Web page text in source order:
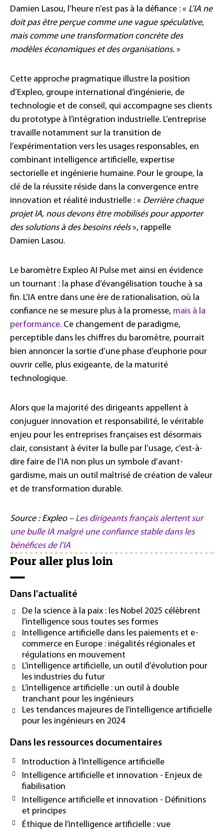
Damien Lasou, l’heure n’est pas à la défiance : « L’IA ne
doit pas être perçue comme une vague spéculative,
mais comme une transformation concrète des
modèles économiques et des organisations. »
Cette approche pragmatique illustre la position
d’Expleo, groupe international d’ingénierie, de
technologie et de conseil, qui accompagne ses clients
du prototype à l’intégration industrielle. L’entreprise
travaille notamment sur la transition de
l’expérimentation vers les usages responsables, en
combinant intelligence artificielle, expertise
sectorielle et ingénierie humaine. Pour le groupe, la
clé de la réussite réside dans la convergence entre
innovation et réalité industrielle : « Derrière chaque
projet IA, nous devons être mobilisés pour apporter
des solutions à des besoins réels», rappelle
Damien Lasou.
Le baromètre Expleo AI Pulse met ainsi en évidence
un tournant : la phase d’évangélisation touche à sa
fin. L’IA entre dans une ère de rationalisation, où la
confiance ne se mesure plus à la promesse, mais à la
performance. Ce changement de paradigme,
perceptible dans les chiffres du baromètre, pourrait
bien annoncer la sortie d’une phase d’euphorie pour
ouvrir celle, plus exigeante, de la maturité
technologique.
Alors que la majorité des dirigeants appellent à
conjuguer innovation et responsabilité, le véritable
enjeu pour les entreprises françaises est désormais
clair, consistant à éviter la bulle par l’usage, c’est-à-
dire faire de l’IA non plus un symbole d’avant-
gardisme, mais un outil maîtrisé de création de valeur
et de transformation durable.
Source : Expleo – Les dirigeants français alertent sur
une bulle IA malgré une confiance stable dans les
bénéfices de l’IA
Pour aller plus loin
Dans l'actualité
De la science à la paix : les Nobel 2025 célèbrent
l’intelligence sous toutes ses formes
Intelligence artificielle dans les paiements et e-
commerce en Europe : inégalités régionales et
régulations en mouvement
L’intelligence artificielle, un outil d’évolution pour
les industries du futur
L’intelligence artificielle : un outil à double
tranchant pour les ingénieurs
Les tendances majeures de l’intelligence artificielle
pour les ingénieurs en 2024
Dans les ressources documentaires
Introduction à l’intelligence artificielle
Intelligence artificielle et innovation - Enjeux de
fiabilisation
Intelligence artificielle et innovation - Définitions
et principes
Éthique de l’intelligence artificielle : vue